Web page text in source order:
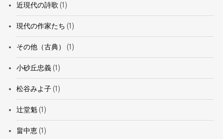
近現代の詩歌 (1)
現代の作家たち (1)
その他（古典） (1)
小砂丘忠義(1)
松谷みよ子(1)
辻堂魁(1)
畠中恵(1)